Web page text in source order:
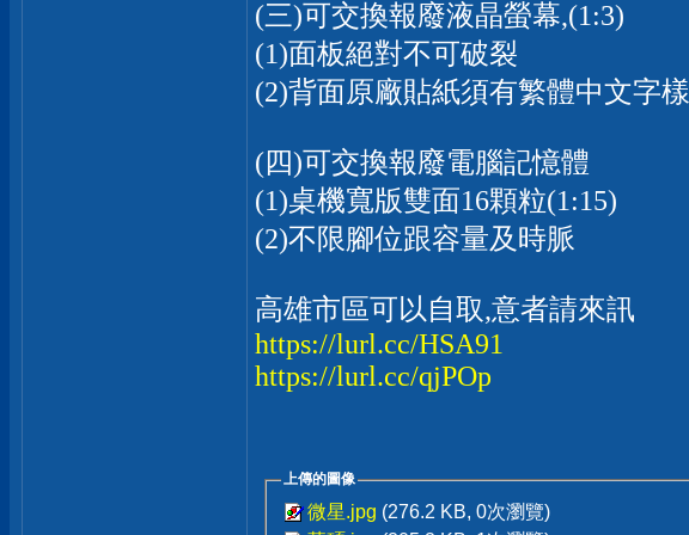
(三)可交換報廢液晶螢幕,(1:3)
(1)面板絕對不可破裂
(2)背面原廠貼紙須有繁體中文字樣
(四)可交換報廢電腦記憶體
(1)桌機寬版雙面16顆粒(1:15)
(2)不限腳位跟容量及時脈
高雄市區可以自取,意者請來訊
https://lurl.cc/HSA91
https://lurl.cc/qjPOp
上傳的圖像
微星.jpg (276.2 KB, 0次瀏覽)